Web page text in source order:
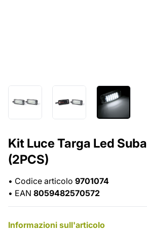
Kit Luce Targa Led
(2PCS)
• Codice articolo 9701074
• EAN 8059482570572
Informazioni sull'articolo